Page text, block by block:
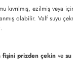
kıvrılmış, ezilmiş veya
olabilir. Valf suyu
fişini prizden çekin ve